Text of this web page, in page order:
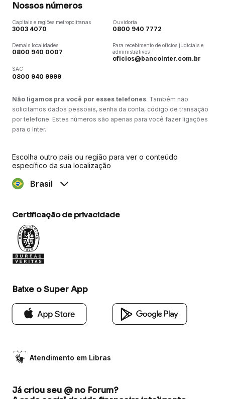
Nossos números
Capitais e regiões metropolitanas
3003 4070
Demais localidades
0800 940 0007
SAC
0800 940 9999
Ouvidoria
0800 940 7772
Para recebimento de ofícios judiciais e
administrativos
oficios@bancointer.com.br
Não ligamos pra você por esses telefones. Também não
solicitamos dados pessoais, senha da conta, código de transação
por telefone. Estes números são apenas para você fazer ligações
para o Inter.
Escolha outro país ou região para ver o conteúdo
específico da sua localização
Brasil
Certificação de privacidade
Baixe o Super App
Atendimento em Libras
Já criou seu @ no Forum?